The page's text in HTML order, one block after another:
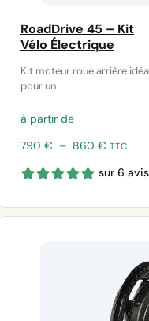
RoadDrive 45 – Kit
Vélo Électrique
Kit moteur roue arrière
pour un
à partir de
790 € – 860 € Plage
prix :
à
TTC
sur 6 avis